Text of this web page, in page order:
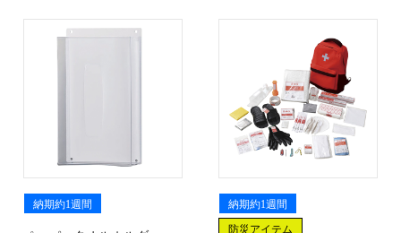
納期約1週間 納期約1週間
防災アイテム